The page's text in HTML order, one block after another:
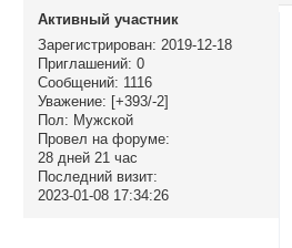
Активный участник
Зарегистрирован: 2019-12-18
Приглашений: 0
Сообщений: 1116
Уважение: [+393/-2]
Пол: Мужской
Провел на форуме:
28 дней 21 час
Последний визит:
2023-01-08 17:34:26